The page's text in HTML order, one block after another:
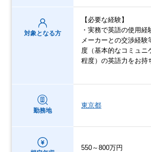
対象となる方
【必要な経験】
・実務で英語の使用
メーカーとの交渉経験
度（基本的なコミュニ
程度）の英語力をお持
勤務地
東京都
550～800万円